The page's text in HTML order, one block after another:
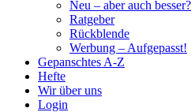
Neu – aber auch besser?
Ratgeber
Rückblende
Werbung – Aufgepasst!
Gepanschtes A-Z
Hefte
Wir über uns
Login